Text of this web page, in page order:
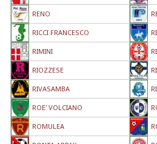
RENO
RICCI FRANCESCO
RIMINI
RIOZZESE
RIVASAMBA
ROE' VOLCIANO
ROMULEA